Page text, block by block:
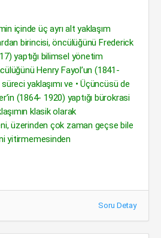
içinde üç ayrı alt yaklaşım
birincisi, öncülüğünü Frederick
yaptığı bilimsel yönetim
Henry Fayol’un (1841-
yaklaşımı ve • Üçüncüsü de
(1864- 1920) yaptığı bürokrasi
klasik olarak
üzerinden çok zaman geçse bile
yitirmemesinden
Soru Detay